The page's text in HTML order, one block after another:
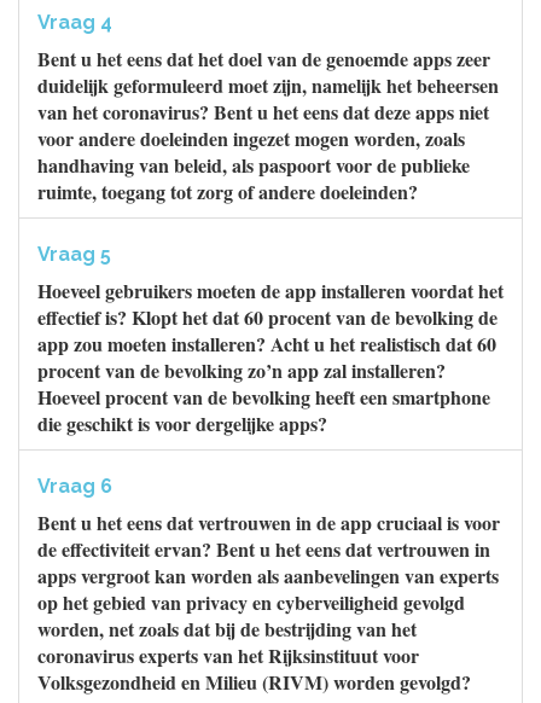
Vraag 4
Bent u het eens dat het doel van de genoemde apps zeer
duidelijk geformuleerd moet zijn, namelijk het beheersen
van het coronavirus? Bent u het eens dat deze apps niet
voor andere doeleinden ingezet mogen worden, zoals
handhaving van beleid, als paspoort voor de publieke
ruimte, toegang tot zorg of andere doeleinden?
Vraag 5
Hoeveel gebruikers moeten de app installeren voordat het
effectief is? Klopt het dat 60 procent van de bevolking de
app zou moeten installeren? Acht u het realistisch dat 60
procent van de bevolking zo’n app zal installeren?
Hoeveel procent van de bevolking heeft een smartphone
die geschikt is voor dergelijke apps?
Vraag 6
Bent u het eens dat vertrouwen in de app cruciaal is voor
de effectiviteit ervan? Bent u het eens dat vertrouwen in
apps vergroot kan worden als aanbevelingen van experts
op het gebied van privacy en cyberveiligheid gevolgd
worden, net zoals dat bij de bestrijding van het
coronavirus experts van het Rijksinstituut voor
Volksgezondheid en Milieu (RIVM) worden gevolgd?